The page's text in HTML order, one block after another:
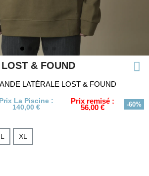
LOST & FOUND
LATÉRALE LOST & FOUND
Prix La Piscine :
140,00 €
Prix remisé :
56,00 € -60%
L XL